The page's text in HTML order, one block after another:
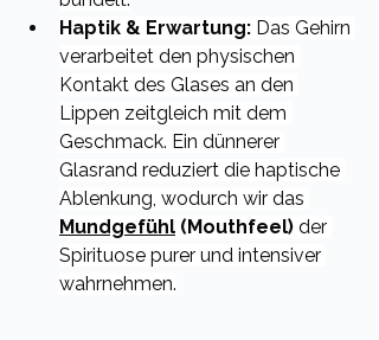
Haptik & Erwartung: Das Gehirn
verarbeitet den physischen
Kontakt des Glases an den
Lippen zeitgleich mit dem
Geschmack. Ein dünnerer
Glasrand reduziert die haptische
Ablenkung, wodurch wir das
Mundgefühl (Mouthfeel) der
Spirituose purer und intensiver
wahrnehmen.